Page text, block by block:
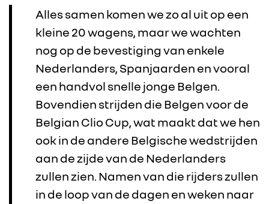
Alles samen komen we zo al uit op een
kleine 20 wagens, maar we wachten
nog op de bevestiging van enkele
Nederlanders, Spanjaarden en vooral
een handvol snelle jonge Belgen.
Bovendien strijden die Belgen voor de
Belgian Clio Cup, wat maakt dat we hen
ook in de andere Belgische wedstrijden
aan de zijde van de Nederlanders
zullen zien. Namen van die rijders zullen
in de loop van de dagen en weken naar